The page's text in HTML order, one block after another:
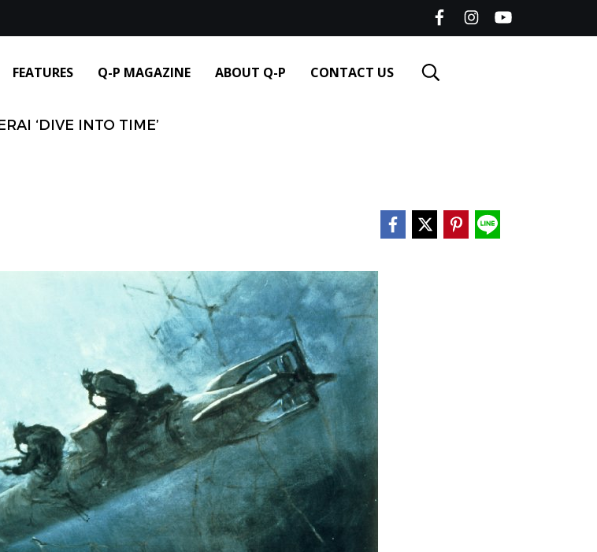
FEATURES Q-P MAGAZINE ABOUT Q-P CONTACT US
‘DIVE INTO TIME’